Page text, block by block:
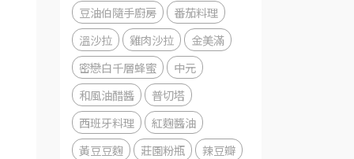
豆油伯隨手廚房
番茄料理
溫沙拉
雞肉沙拉
金美滿
密戀白千層蜂蜜
中元
和風油醋醬
普切塔
西班牙料理
紅麴醬油
黃豆豆麴
莊園粉瓶
辣豆瓣